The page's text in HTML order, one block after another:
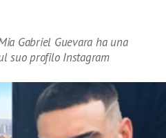
Gabriel Guevara ha una
suo profilo Instagram